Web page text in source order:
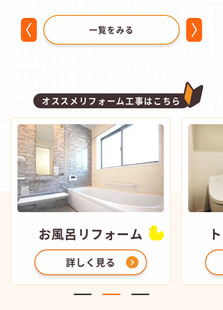
一覧をみる
オススメリフォーム工事はこちら
お風呂 リフォーム
詳しく見る